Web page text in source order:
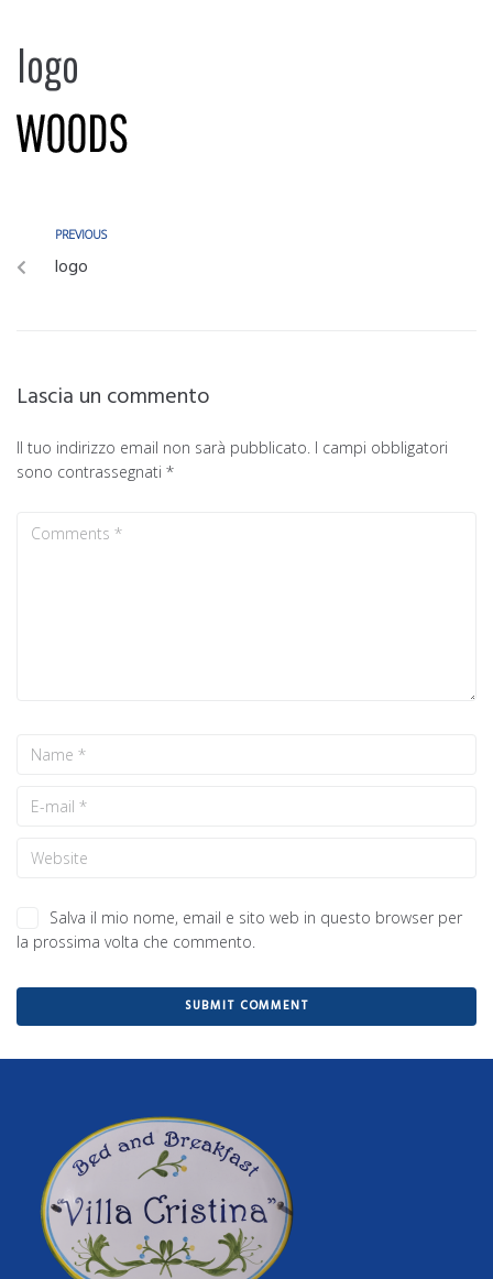
logo
PREVIOUS
logo
Lascia un commento
Il tuo indirizzo email non sarà pubblicato. I campi obbligatori
sono contrassegnati *
Salva il mio nome, email e sito web in questo browser per
la prossima volta che commento.